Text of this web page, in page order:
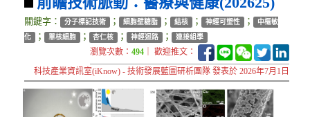
關鍵字： 分子標記技術 ； 細胞壁糖脂 ； 結核 ； 神經可塑性 ；
中樞敏
化 ； 單核細胞 ； 杏仁核 ； 神經迴路 ； 連接組學
瀏覽次數：494 ｜ 歡迎推文：
科技產業資訊室(iKnow) - 技術發展藍圖研析團隊 發表於 2026年7月1日